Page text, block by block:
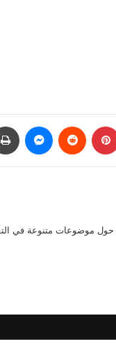
بينتيريست
موضوعات متنوعة في